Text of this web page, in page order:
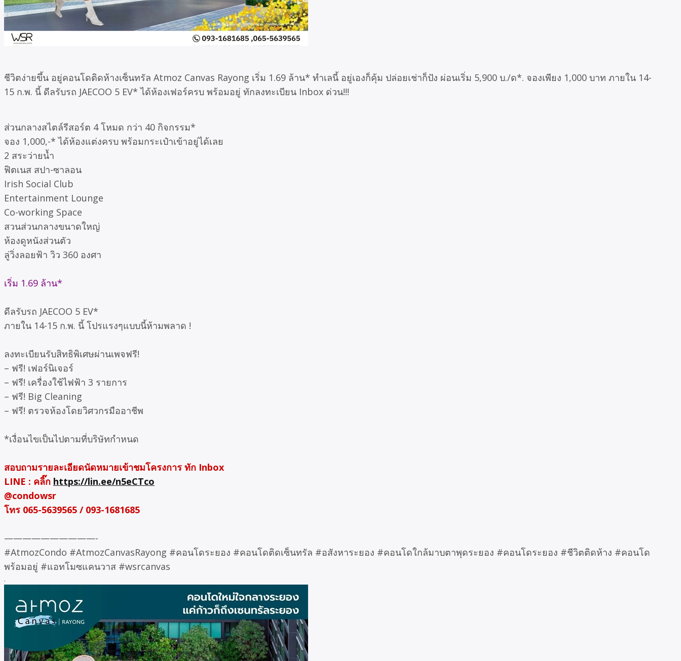
ชีวิตง่ายขึ้น อยู่คอนโดติดห้างเซ็นทรัล Atmoz Canvas Rayong เริ่ม 1.69 ล้าน* ทำเลนี้ อยู่เองก็คุ้ม ปล่อยเช่าก็ปัง ผ่อนเริ่ม 5,900 บ./ด*. จองเพียง 1,000 บาท ภายใน 14-
15 ก.พ. นี้ ดีลรับรถ JAECOO 5 EV* ได้ห้องเฟอร์ครบ พร้อมอยู่ ทักลงทะเบียน Inbox ด่วน!!!
ส่วนกลางสไตล์รีสอร์ต 4 โหมด กว่า 40 กิจกรรม*
จอง 1,000,-* ได้ห้องแต่งครบ พร้อมกระเป๋าเข้าอยู่ได้เลย
2 สระว่ายน้ำ
ฟิตเนส สปา-ซาลอน
Irish Social Club
Entertainment Lounge
Co-working Space
สวนส่วนกลางขนาดใหญ่
ห้องดูหนังส่วนตัว
ลู่วิ่งลอยฟ้า วิว 360 องศา
เริ่ม 1.69 ล้าน*
ดีลรับรถ JAECOO 5 EV*
ภายใน 14-15 ก.พ. นี้ โปรแรงๆแบบนี้ห้ามพลาด !
ลงทะเบียนรับสิทธิพิเศษผ่านเพจฟรี!
– ฟรี! เฟอร์นิเจอร์
– ฟรี! เครื่องใช้ไฟฟ้า 3 รายการ
– ฟรี! Big Cleaning
– ฟรี! ตรวจห้องโดยวิศวกรมืออาชีพ
*เงื่อนไขเป็นไปตามที่บริษัทกำหนด
สอบถามรายละเอียดนัดหมายเข้าชมโครงการ ทัก Inbox
LINE : คลิ๊ก https://lin.ee/n5eCTco
@condowsr
โทร 065-5639565 / 093-1681685
——————————-
#AtmozCondo #AtmozCanvasRayong #คอนโดระยอง #คอนโดติดเซ็นทรัล #อสังหาระยอง #คอนโดใกล้มาบตาพุดระยอง #คอนโดระยอง #ชีวิตติดห้าง #คอนโด
พร้อมอยู่ #แอทโมซแคนวาส #wsrcanvas
.